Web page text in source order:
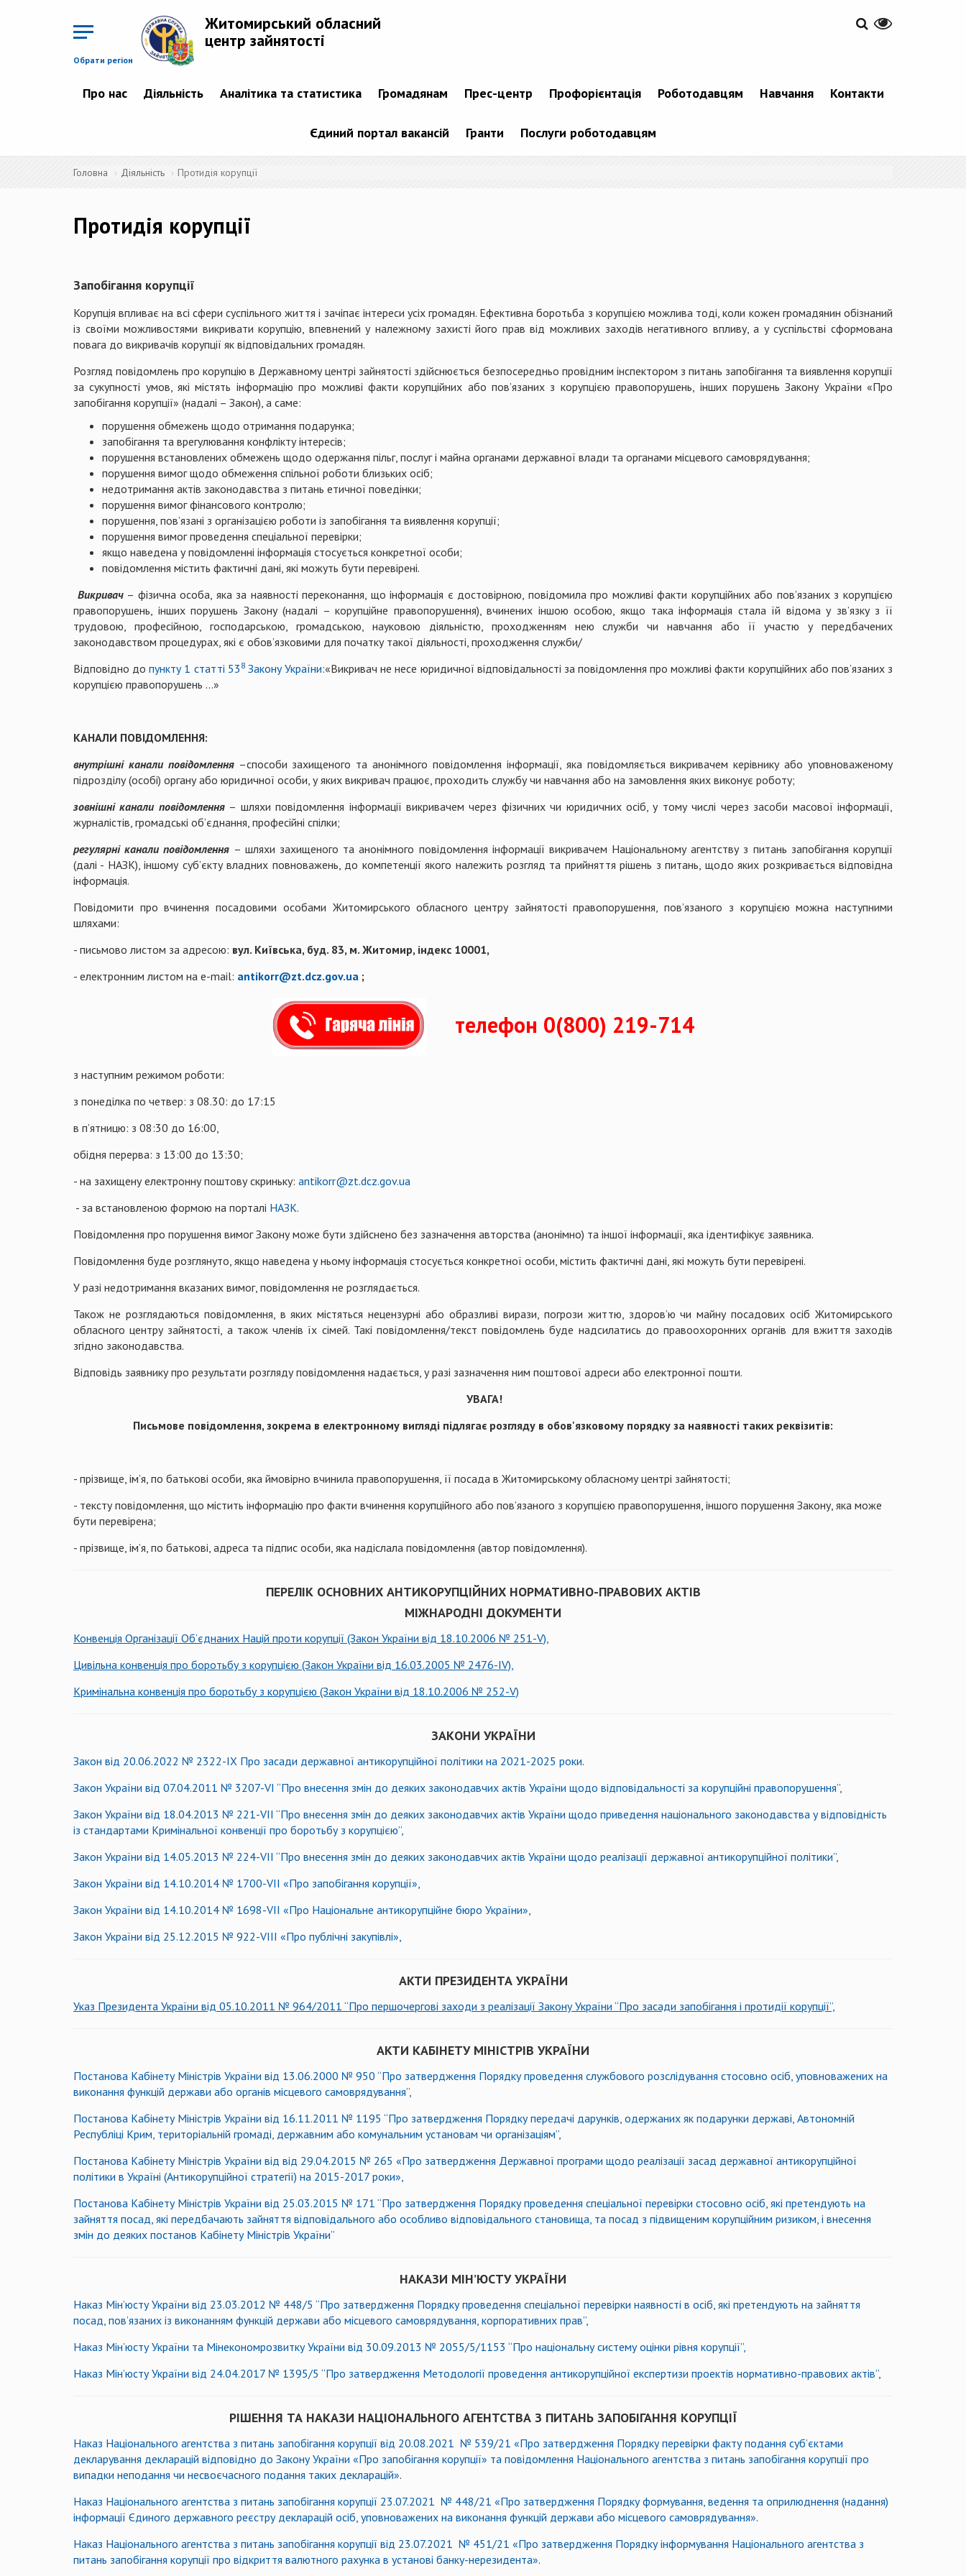
Обрати регіон
Житомирський обласний
центр зайнятості
Про нас Діяльність Аналітика та статистика Громадянам Прес-центр Профорієнтація Роботодавцям Навчання Контакти
Єдиний портал вакансій Гранти Послуги роботодавцям
Головна Діяльність Протидія корупції
Протидія корупції
Запобігання корупції
Корупція впливає на всі сфери суспільного життя і зачіпає інтереси усіх громадян. Ефективна боротьба з корупцією можлива тоді, коли кожен громадянин обізнаний
із своїми можливостями викривати корупцію, впевнений у належному захисті його прав від можливих заходів негативного впливу, а у суспільстві сформована
повага до викривачів корупції як відповідальних громадян.
Розгляд повідомлень про корупцію в Державному центрі зайнятості здійснюється безпосередньо провідним інспектором з питань запобігання та виявлення корупції
за сукупності умов, які містять інформацію про можливі факти корупційних або пов’язаних з корупцією правопорушень, інших порушень Закону України «Про
запобігання корупції» (надалі – Закон), а саме:
порушення обмежень щодо отримання подарунка;
запобігання та врегулювання конфлікту інтересів;
порушення встановлених обмежень щодо одержання пільг, послуг і майна органами державної влади та органами місцевого самоврядування;
порушення вимог щодо обмеження спільної роботи близьких осіб;
недотримання актів законодавства з питань етичної поведінки;
порушення вимог фінансового контролю;
порушення, пов’язані з організацією роботи із запобігання та виявлення корупції;
порушення вимог проведення спеціальної перевірки;
якщо наведена у повідомленні інформація стосується конкретної особи;
повідомлення містить фактичні дані, які можуть бути перевірені.
Викривач– фізична особа, яка за наявності переконання, що інформація є достовірною, повідомила про можливі факти корупційних або пов’язаних з корупцією
правопорушень, інших порушень Закону (надалі – корупційне правопорушення), вчинених іншою особою, якщо така інформація стала їй відома у зв’язку з її
трудовою, професійною, господарською, громадською, науковою діяльністю, проходженням нею служби чи навчання або її участю у передбачених
законодавством процедурах, які є обов’язковими для початку такої діяльності, проходження служби/
Відповідно допункту 1 статті 53 8 Закону України:«Викривач не несе юридичної відповідальності за повідомлення про можливі факти корупційних або пов’язаних з
корупцією правопорушень …»
КАНАЛИ ПОВІДОМЛЕННЯ:
внутрішні канали повідомлення–способи захищеного та анонімного повідомлення інформації, яка повідомляється викривачем керівнику або уповноваженому
підрозділу (особі) органу або юридичної особи, у яких викривач працює, проходить службу чи навчання або на замовлення яких виконує роботу;
зовнішні канали повідомлення– шляхи повідомлення інформації викривачем через фізичних чи юридичних осіб, у тому числі через засоби масової інформації,
журналістів, громадські об’єднання, професійні спілки;
регулярні канали повідомлення – шляхи захищеного та анонімного повідомлення інформації викривачем Національному агентству з питань запобігання корупції
(далі - НАЗК), іншому суб’єкту владних повноважень, до компетенції якого належить розгляд та прийняття рішень з питань, щодо яких розкривається відповідна
інформація.
Повідомити про вчинення посадовими особами Житомирського обласного центру зайнятості правопорушення, пов’язаного з корупцією можна наступними
шляхами:
- письмово листом за адресою: вул. Київська, буд. 83, м. Житомир, індекс 10001,
- електронним листом на e-mail: antikorr@zt.dcz.gov.ua ;
телефон 0(800) 219-714
з наступним режимом роботи:
з понеділка по четвер: з 08.30: до 17:15
в п’ятницю: з 08:30 до 16:00,
обідня перерва: з 13:00 до 13:30;
- на захищену електронну поштову скриньку: antikorr@zt.dcz.gov.ua
- за встановленою формою на порталі НАЗК.
Повідомлення про порушення вимог Закону може бути здійснено без зазначення авторства (анонімно) та іншої інформації, яка ідентифікує заявника.
Повідомлення буде розглянуто, якщо наведена у ньому інформація стосується конкретної особи, містить фактичні дані, які можуть бути перевірені.
У разі недотримання вказаних вимог, повідомлення не розглядається.
Також не розглядаються повідомлення, в яких містяться нецензурні або образливі вирази, погрози життю, здоров’ю чи майну посадових осіб Житомирського
обласного центру зайнятості, а також членів їх сімей. Такі повідомлення/текст повідомлень буде надсилатись до правоохоронних органів для вжиття заходів
згідно законодавства.
Відповідь заявнику про результати розгляду повідомлення надається, у разі зазначення ним поштової адреси або електронної пошти.
УВАГА!
Письмове повідомлення, зокрема в електронному вигляді підлягає розгляду в обов'язковому порядку за наявності таких реквізитів:
- прізвище, ім’я, по батькові особи, яка ймовірно вчинила правопорушення, її посада в Житомирському обласному центрі зайнятості;
- тексту повідомлення, що містить інформацію про факти вчинення корупційного або пов’язаного з корупцією правопорушення, іншого порушення Закону, яка може
бути перевірена;
- прізвище, ім’я, по батькові, адреса та підпис особи, яка надіслала повідомлення (автор повідомлення).
ПЕРЕЛІК ОСНОВНИХ АНТИКОРУПЦІЙНИХ НОРМАТИВНО-ПРАВОВИХ АКТІВ
МІЖНАРОДНІ ДОКУМЕНТИ
Конвенція Організації Об’єднаних Націй проти корупції (Закон України від 18.10.2006 № 251-V),
Цивільна конвенція про боротьбу з корупцією (Закон України від 16.03.2005 № 2476-ІV),
Кримінальна конвенція про боротьбу з корупцією (Закон України від 18.10.2006 № 252-V)
ЗАКОНИ УКРАЇНИ
Закон від 20.06.2022 № 2322-IX Про засади державної антикорупційної політики на 2021-2025 роки.
Закон України від 07.04.2011 № 3207-VІ “Про внесення змін до деяких законодавчих актів України щодо відповідальності за корупційні правопорушення”,
Закон України від 18.04.2013 № 221-VІІ “Про внесення змін до деяких законодавчих актів України щодо приведення національного законодавства у відповідність
із стандартами Кримінальної конвенції про боротьбу з корупцією”,
Закон України від 14.05.2013 № 224-VІІ “Про внесення змін до деяких законодавчих актів України щодо реалізації державної антикорупційної політики”,
Закон України від 14.10.2014 № 1700-VII «Про запобігання корупції»,
Закон України від 14.10.2014 № 1698-VII «Про Національне антикорупційне бюро України»,
Закон України від 25.12.2015 № 922-VIIІ «Про публічні закупівлі»,
АКТИ ПРЕЗИДЕНТА УКРАЇНИ
Указ Президента України від 05.10.2011 № 964/2011 “Про першочергові заходи з реалізації Закону України “Про засади запобігання і протидії корупції”,
АКТИ КАБІНЕТУ МІНІСТРІВ УКРАЇНИ
Постанова Кабінету Міністрів України від 13.06.2000 № 950 “Про затвердження Порядку проведення службового розслідування стосовно осіб, уповноважених на
виконання функцій держави або органів місцевого самоврядування”,
Постанова Кабінету Міністрів України від 16.11.2011 № 1195 “Про затвердження Порядку передачі дарунків, одержаних як подарунки державі, Автономній
Республіці Крим, територіальній громаді, державним або комунальним установам чи організаціям”,
Постанова Кабінету Міністрів України від від 29.04.2015 № 265 «Про затвердження Державної програми щодо реалізації засад державної антикорупційної
політики в Україні (Антикорупційної стратегії) на 2015-2017 роки»,
Постанова Кабінету Міністрів України від 25.03.2015 № 171 “Про затвердження Порядку проведення спеціальної перевірки стосовно осіб, які претендують на
зайняття посад, які передбачають зайняття відповідального або особливо відповідального становища, та посад з підвищеним корупційним ризиком, і внесення
змін до деяких постанов Кабінету Міністрів України”
НАКАЗИ МІН’ЮСТУ УКРАЇНИ
Наказ Мін’юсту України від 23.03.2012 № 448/5 “Про затвердження Порядку проведення спеціальної перевірки наявності в осіб, які претендують на зайняття
посад, пов’язаних із виконанням функцій держави або місцевого самоврядування, корпоративних прав”,
Наказ Мін’юсту України та Мінекономрозвитку України від 30.09.2013 № 2055/5/1153 “Про національну систему оцінки рівня корупції”,
Наказ Мін’юсту України від 24.04.2017 № 1395/5 “Про затвердження Методології проведення антикорупційної експертизи проектів нормативно-правових актів”,
РІШЕННЯ ТА НАКАЗИ НАЦІОНАЛЬНОГО АГЕНТСТВА З ПИТАНЬ ЗАПОБІГАННЯ КОРУПЦІЇ
Наказ Національного агентства з питань запобігання корупції від 20.08.2021 № 539/21 «Про затвердження Порядку перевірки факту подання суб’єктами
декларування декларацій відповідно до Закону України «Про запобігання корупції» та повідомлення Національного агентства з питань запобігання корупції про
випадки неподання чи несвоєчасного подання таких декларацій».
Наказ Національного агентства з питань запобігання корупції 23.07.2021 № 448/21 «Про затвердження Порядку формування, ведення та оприлюднення (надання)
інформації Єдиного державного реєстру декларацій осіб, уповноважених на виконання функцій держави або місцевого самоврядування».
Наказ Національного агентства з питань запобігання корупції від 23.07.2021 № 451/21 «Про затвердження Порядку інформування Національного агентства з
питань запобігання корупції про відкриття валютного рахунка в установі банку-нерезидента».